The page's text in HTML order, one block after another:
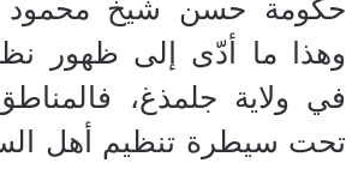
وهذا ما أدّى إلى ظهور
في ولاية جلمذغ،
تحت سيطرة تنظيم أهل